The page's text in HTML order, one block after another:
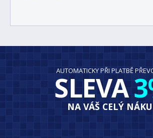
AUTOMATICKY PŘI PLATBĚ
SLEVA
NA VÁŠ CELÝ